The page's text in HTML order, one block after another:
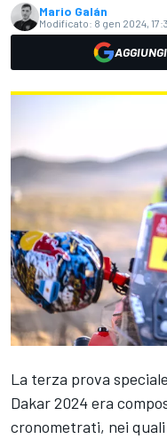
Mario Galán
Modificato: 8 gen 2024,
La terza prova
Dakar 2024 era
cronometrati, nei